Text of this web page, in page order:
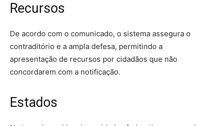
Recursos
De acordo com o comunicado, o sistema assegura o
contraditório e a ampla defesa, permitindo a
apresentação de recursos por cidadãos que não
concordarem com a notificação.
Estados